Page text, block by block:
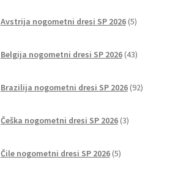
Avstrija nogometni dresi SP 2026 5izdelkov
Belgija nogometni dresi SP 2026 43izdelkov
Brazilija nogometni dresi SP 2026 92izdelkov
Češka nogometni dresi SP 2026 3izdelki
Čile nogometni dresi SP 2026 5izdelkov